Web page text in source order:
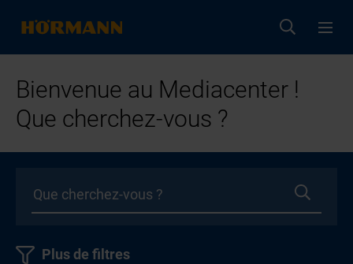
Bienvenue au Mediacenter !
Que cherchez-vous ?
Plus de filtres